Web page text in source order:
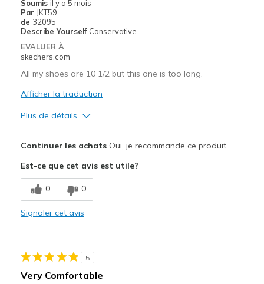
Casual Wear
Width
Sizing
View On Shoes
Shoes are for Wearing
Soumis il y a 5 mois
Par JKT59
de 32095
Describe Yourself Conservative
EVALUER À
skechers.com
All my shoes are 10 1/2 but this one is too long.
Afficher la traduction
Plus de détails
Comfortable
Stylish
Driving a car with a clutch
Continuer les achatsOui, je recommande ce produit
Est-ce que cet avis est utile?
0 0
Signaler cet avis
5
Very Comfortable